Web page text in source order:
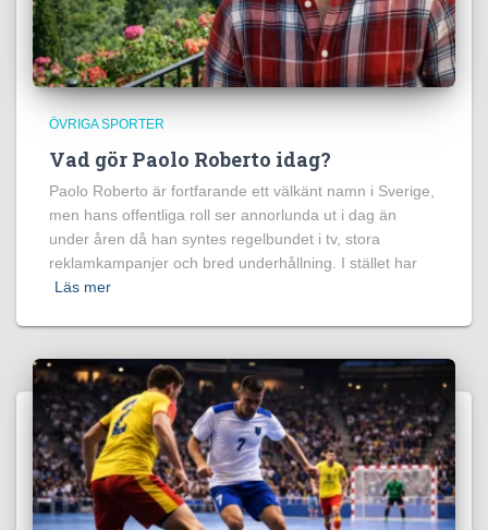
ÖVRIGA SPORTER
Vad gör Paolo Roberto idag?
Paolo Roberto är fortfarande ett välkänt namn i Sverige,
men hans offentliga roll ser annorlunda ut i dag än
under åren då han syntes regelbundet i tv, stora
reklamkampanjer och bred underhållning. I stället har
Läs mer